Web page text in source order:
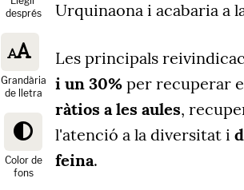
després
Grandària
de lletra
Color de
fons
Urquinaona i acabaria a
Les principals
i un 30% per recuperar
ràtios a les aules,
l'atenció a la diversitat i
feina.